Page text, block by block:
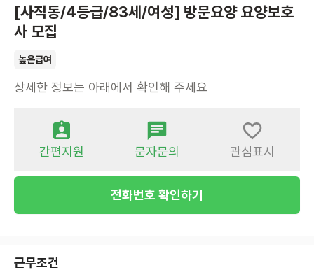
[사직동/4등급/83세/여성] 방문요양 요양보호
사 모집
높은급여
상세한 정보는 아래에서 확인해 주세요
간편지원 문자문의 관심표시
전화번호 확인하기
근무조건